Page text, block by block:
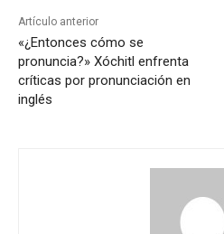
Artículo anterior
«¿Entonces cómo se
pronuncia?» Xóchitl enfrenta
críticas por pronunciación en
inglés